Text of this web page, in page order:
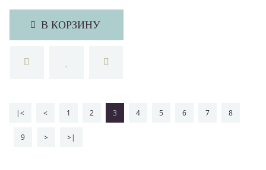
В КОРЗИНУ
|< < 1 2 3 4 5 6 7 8
9 > >|